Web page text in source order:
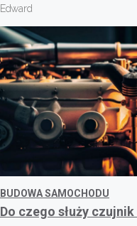
Edward
BUDOWA SAMOCHODU
Do czego służy